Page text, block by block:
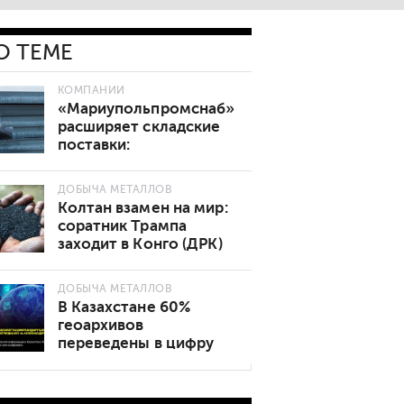
ТЕМЕ
КОМПАНИИ
«Мариупольпромснаб»
расширяет складские
поставки:
стали теперь в наличии
ДОБЫЧА МЕТАЛЛОВ
Колтан взамен на мир:
соратник Трампа
заходит в Конго (ДРК)
ДОБЫЧА МЕТАЛЛОВ
В Казахстане 60%
геоархивов
переведены в цифру